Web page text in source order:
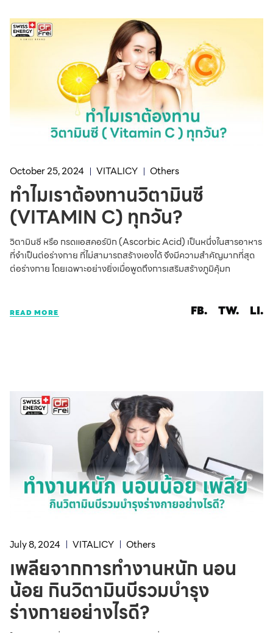
October 25, 2024 VITALICY Others
ทำไมเราต้องทานวิตามินซี
(VITAMIN C) ทุกวัน?
วิตามินซี หรือ กรดแอสคอร์บิก (Ascorbic Acid) เป็นหนึ่งในสารอาหาร
ที่จำเป็นต่อร่างกาย ที่ไม่สามารถสร้างเองได้ จึงมีความสำคัญมากที่สุด
ต่อร่างกาย โดยเฉพาะอย่างยิ่งเมื่อพูดถึงการเสริมสร้างภูมิคุ้มก
READ MORE FB. TW. LI.
July 8, 2024 VITALICY Others
เพลียจากการทำงานหนัก นอน
น้อย กินวิตามินบีรวมบำรุง
ร่างกายอย่างไรดี?